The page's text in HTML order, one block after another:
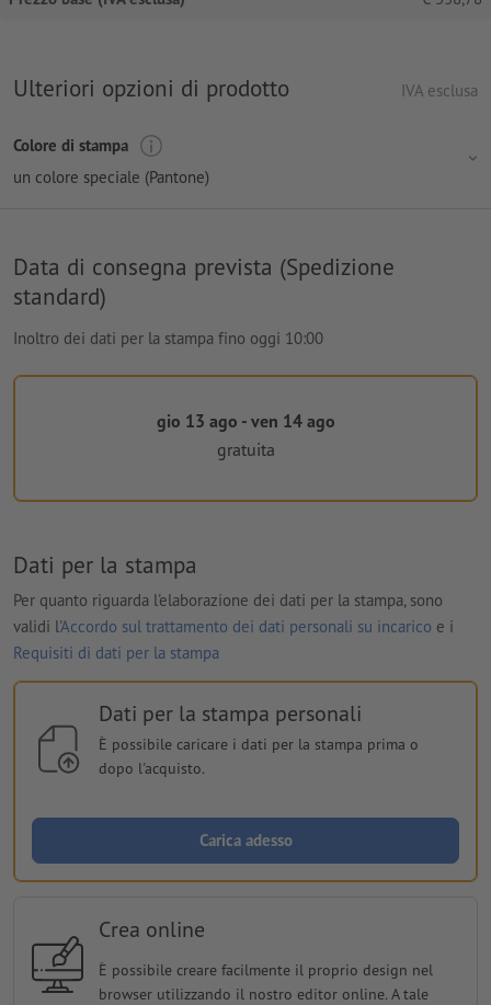
Ulteriori opzioni di prodotto IVA esclusa
Colore di stampa
un colore speciale (Pantone)
Data di consegna prevista (Spedizione
standard)
Inoltro dei dati per la stampa fino oggi 10:00
gio 13 ago - ven 14 ago
gratuita
Dati per la stampa
Per quanto riguarda l'elaborazione dei dati per la stampa, sono
validi l'Accordo sul trattamento dei dati personali su incarico e i
Requisiti di dati per la stampa
Dati per la stampa personali
È possibile caricare i dati per la stampa prima o
dopo l'acquisto.
Carica adesso
Crea online
È possibile creare facilmente il proprio design nel
browser utilizzando il nostro editor online. A tale